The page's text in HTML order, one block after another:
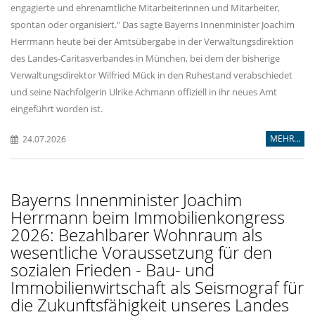
engagierte und ehrenamtliche Mitarbeiterinnen und Mitarbeiter,
spontan oder organisiert." Das sagte Bayerns Innenminister Joachim
Herrmann heute bei der Amtsübergabe in der Verwaltungsdirektion
des Landes-Caritasverbandes in München, bei dem der bisherige
Verwaltungsdirektor Wilfried Mück in den Ruhestand verabschiedet
und seine Nachfolgerin Ulrike Achmann offiziell in ihr neues Amt
eingeführt worden ist.
24.07.2026 MEHR...
Bayerns Innenminister Joachim
Herrmann beim Immobilienkongress
2026: Bezahlbarer Wohnraum als
wesentliche Voraussetzung für den
sozialen Frieden - Bau- und
Immobilienwirtschaft als Seismograf für
die Zukunftsfähigkeit unseres Landes